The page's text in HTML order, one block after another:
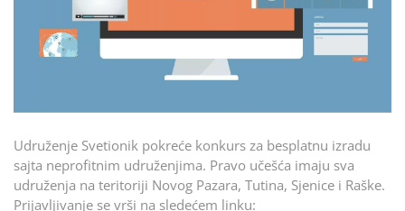
Udruženje Svetionik pokreće konkurs za besplatnu izradu
sajta neprofitnim udruženjima. Pravo učešća imaju sva
udruženja na teritoriji Novog Pazara, Tutina, Sjenice i Raške.
Prijavljivanje se vrši na sledećem linku: